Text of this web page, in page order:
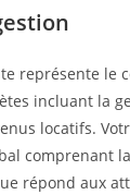
représente
incluant la
locatifs.
comprenant
répond aux